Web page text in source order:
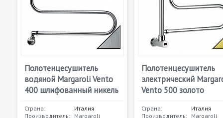
Полотенцесушитель
водяной Margaroli Vento
400 шлифованный никель
Страна:
Италия
Производитель: Margaroli
Полотенцесушитель
электрический
Vento 500 золото
Страна:
Италия
Производитель: Margaroli